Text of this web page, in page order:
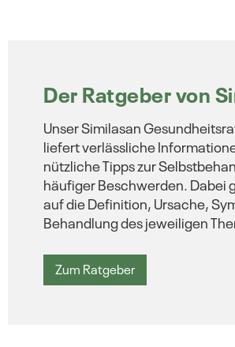
Der Ratgeber von
Unser Similasan
liefert verlässliche
nützliche Tipps zur
häufiger Beschwerden. Dabei
auf die Definition, Ursache,
Behandlung des jeweiligen
Zum Ratgeber